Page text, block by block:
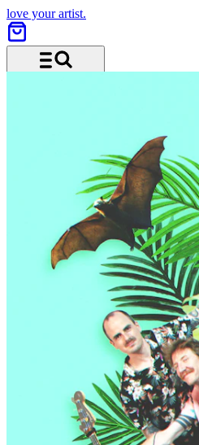
love your artist.